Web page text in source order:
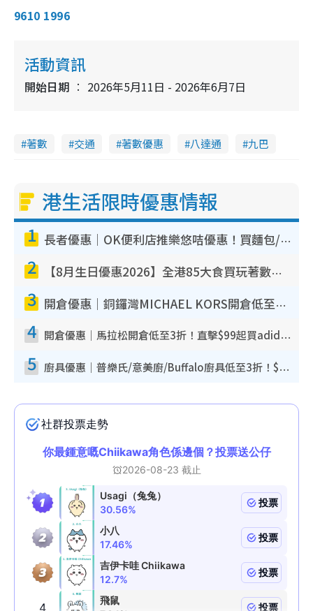
9610 1996
活動資訊
開始日期 2026年5月11日 - 2026年6月7日
著數 交通 著數優惠 八達通 九巴
港生活限時優惠情報
1 長者優惠｜OK便利店推樂悠咭優惠！買麵包/牛奶/保健品拍卡即減
2 【8月生日優惠2026】全港85大食買玩著數攻略 自助餐/火鍋放題同行免費＋誠品/DONKI送現金券
3 開倉優惠｜銅鑼灣MICHAEL KORS開倉低至17折！直擊$500起買手袋/銀包/鞋款 必買經典Jet Set系列
4 開倉優惠｜馬拉松開倉低至3折！直擊$99起買adidas／New Balance／Puma鞋款 STANLEY保溫杯劈價至$119起
5 廚具優惠｜普樂氏/意美廚/Buffalo廚具低至3折！$89起買煎鍋／炒鑊／個人鍋 同場小家電激減至$99起